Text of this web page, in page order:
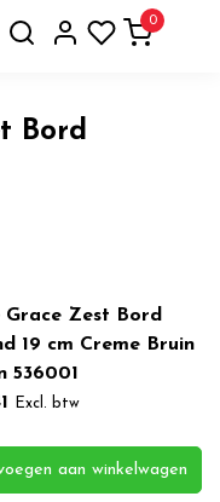
0
Bord
Grace Zest Bord
19 cm Creme Bruin
536001
Excl. btw
aan winkelwagen